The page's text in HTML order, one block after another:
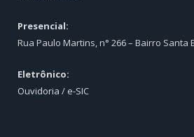
Presencial:
Rua Paulo Martins, n° 266 – Bairro Santa
Eletrônico:
Ouvidoria / e-SIC